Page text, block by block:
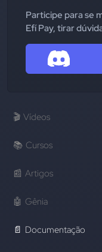
Participe para se
Efí Pay, tirar
🎬 Vídeos
📚 Cursos
📰 Artigos
🤖 Gênia
📄 Documentação